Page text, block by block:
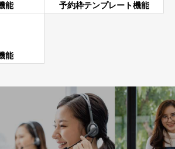
能 予約枠テンプレート機能
能